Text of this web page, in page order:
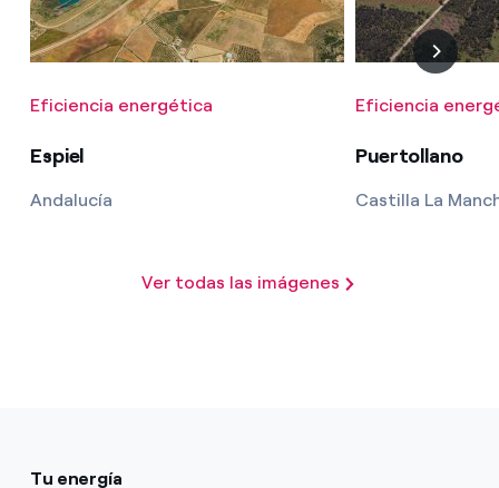
Eficiencia energética
Espiel
Andalucía
Eficiencia
Puertollano
Castilla La
Ver todas las imágenes
Tu energía